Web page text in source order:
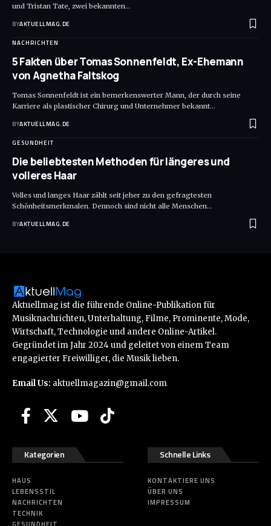
und Tristan Tate, zwei bekannten…
BYAKTUELLMAG.DE
NACHRICHTEN
5 Fakten über Tomas Sonnenfeldt, Ex-Ehemann
von Agnetha Faltskog
Tomas Sonnenfeldt ist ein bemerkenswerter Mann, der durch seine
Karriere als plastischer Chirurg und Unternehmer bekannt…
BYAKTUELLMAG.DE
GESUNDHEIT
Die beliebtesten Methoden für längeres und
volleres Haar
Volles und langes Haar zählt seit jeher zu den gefragtesten
Schönheitsmerkmalen. Dennoch sind nicht alle Menschen…
BYAKTUELLMAG.DE
Aktuellmag ist die führende Online-Publikation für
Musiknachrichten, Unterhaltung, Filme, Prominente, Mode,
Wirtschaft, Technologie und andere Online-Artikel.
Gegründet im Jahr 2024 und geleitet von einem Team
engagierter Freiwilliger, die Musik lieben.
Email Us: aktuellmagazin@gmail.com
Kategorien
HAUS
LEBENSSTIL
NACHRICHTEN
TECHNIK
Schnelle Links
KONTAKTIERE UNS
ÜBER UNS
IMPRESSUM